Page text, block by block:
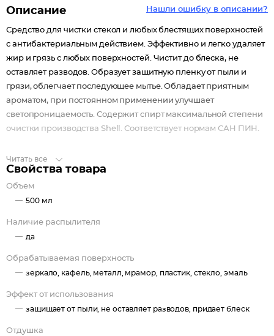
Нашли ошибку в описании?
Описание
Средство для чистки стекол и любых блестящих поверхностей
с антибактериальным действием. Эффективно и легко удаляет
жир и грязь с любых поверхностей. Чистит до блеска, не
оставляет разводов. Образует защитную пленку от пыли и
грязи, облегчает последующее мытье. Обладает приятным
ароматом, при постоянном применении улучшает
светопроницаемость. Содержит спирт максимальной степени
очистки производства Shell. Соответствует нормам САН ПИН.
Читать все
Свойства товара
Объем
500 мл
Наличие распылителя
да
Обрабатываемая поверхность
зеркало, кафель, металл, мрамор, пластик, стекло, эмаль
Эффект от использования
защищает от пыли, не оставляет разводов, придает блеск
Отдушка